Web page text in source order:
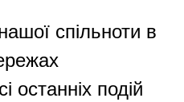
спільноти в
останніх подій